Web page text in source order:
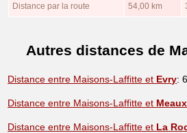
Distance par la route 54,00 km
Autres distances de
Distance entre Maisons-Laffitte et Evry:
Distance entre Maisons-Laffitte et Meaux
Distance entre Maisons-Laffitte et La